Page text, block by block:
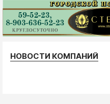
НОВОСТИ КОМПАНИЙ